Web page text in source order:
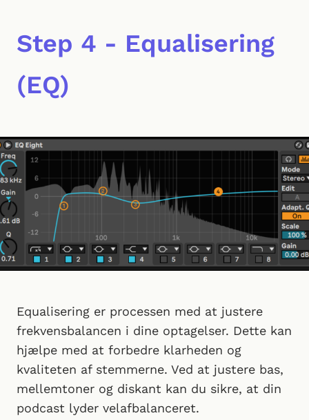
Step 4 - Equalisering
(EQ)
Equalisering er processen med at justere
frekvensbalancen i dine optagelser. Dette kan
hjælpe med at forbedre klarheden og
kvaliteten af stemmerne. Ved at justere bas,
mellemtoner og diskant kan du sikre, at din
podcast lyder velafbalanceret.